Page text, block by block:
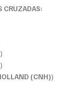
CRUZADAS:
)
)
(CNH))